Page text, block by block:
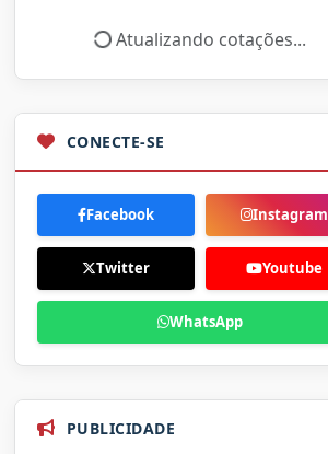
Atualizando cotações...
CONECTE-SE
Facebook Instagram
Twitter Youtube
WhatsApp
PUBLICIDADE